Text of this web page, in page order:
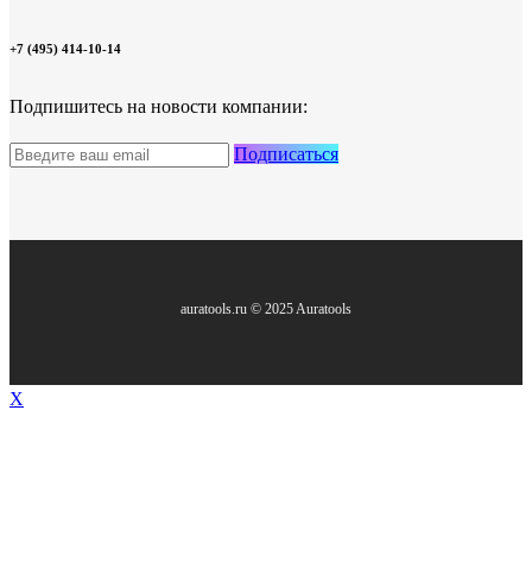
+7 (495) 414-10-14
Подпишитесь на новости компании:
Подписаться
auratools.ru © 2025 Auratools
X